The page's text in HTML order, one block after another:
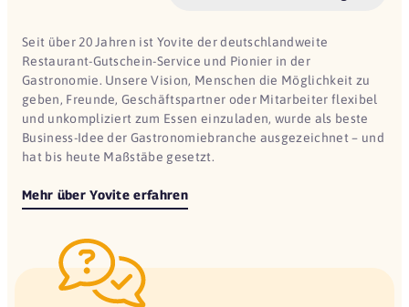
Seit über 20 Jahren ist Yovite der deutschlandweite
Restaurant-Gutschein-Service und Pionier in der
Gastronomie. Unsere Vision, Menschen die Möglichkeit zu
geben, Freunde, Geschäftspartner oder Mitarbeiter flexibel
und unkompliziert zum Essen einzuladen, wurde als beste
Business-Idee der Gastronomiebranche ausgezeichnet – und
hat bis heute Maßstäbe gesetzt.
Mehr über Yovite erfahren